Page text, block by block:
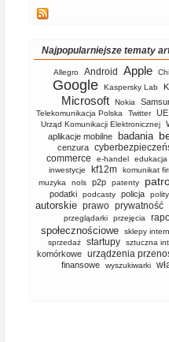
Najpopularniejsze tematy
Allegro Android Apple
Google Kaspersky Lab
Microsoft Nokia
Telekomunikacja Polska Twitter UE
Urząd Komunikacji Elektronicznej
aplikacje mobilne badania
cenzura
commerce
e-handel edukacja
inwestycje kf12m komunikat
muzyka nols p2p patenty
podatki podcasty policja
autorskie prawo prywatność
przeglądarki
przejęcia
społecznościowe
sklepy
sprzedaż
startupy sztuczna
komórkowe
urządzenia
finansowe
wyszukiwarki